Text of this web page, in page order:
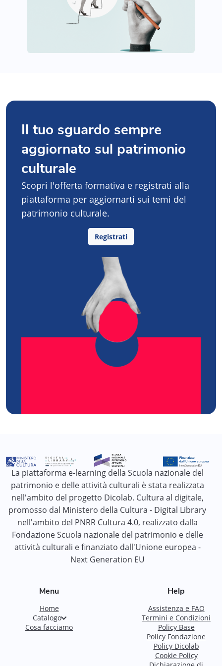
Il tuo sguardo sempre
aggiornato sul patrimonio
culturale
Scopri l'offerta formativa e registrati alla
piattaforma per aggiornarti sui temi del
patrimonio culturale.
Registrati
La piattaforma e-learning della Scuola nazionale del
patrimonio e delle attività culturali è stata realizzata
nell'ambito del progetto Dicolab. Cultura al digitale,
promosso dal Ministero della Cultura - Digital Library
nell'ambito del PNRR Cultura 4.0, realizzato dalla
Fondazione Scuola nazionale del patrimonio e delle
attività culturali e finanziato dall'Unione europea -
Next Generation EU
Menu
Home
Catalogo
Cosa facciamo
Help
Assistenza e FAQ
Termini e Condizioni
Policy Base
Policy Fondazione
Policy Dicolab
Cookie Policy